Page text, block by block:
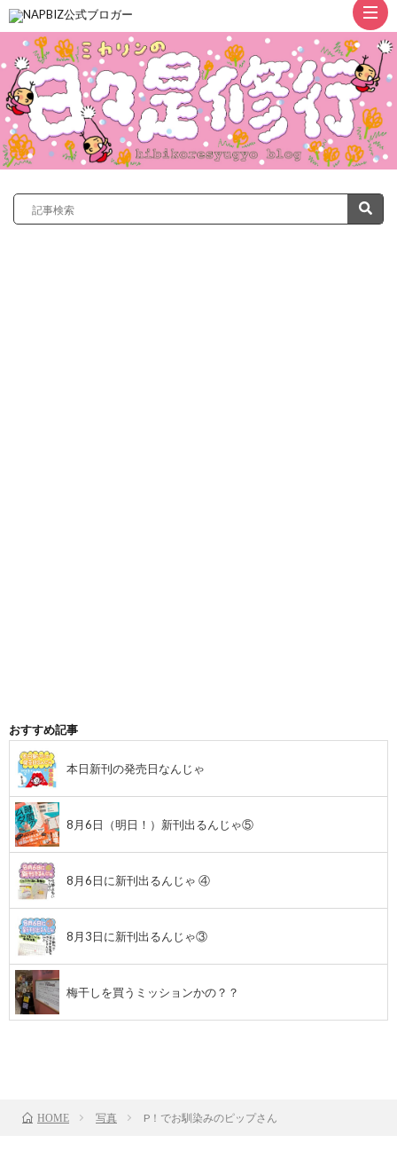
ト
ッ
おすすめ記事
本日新刊の発売日なんじゃ
8月6日（明日！）新刊出るんじゃ⑤
8月6日に新刊出るんじゃ ④
8月3日に新刊出るんじゃ③
梅干しを買うミッションかの？？
HOME 写真 P！でお馴染みのピップさん